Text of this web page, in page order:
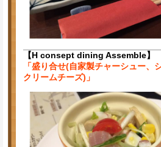
【H consept dining Assemble】
「盛り合せ(自家製チャーシュー、
クリームチーズ)」